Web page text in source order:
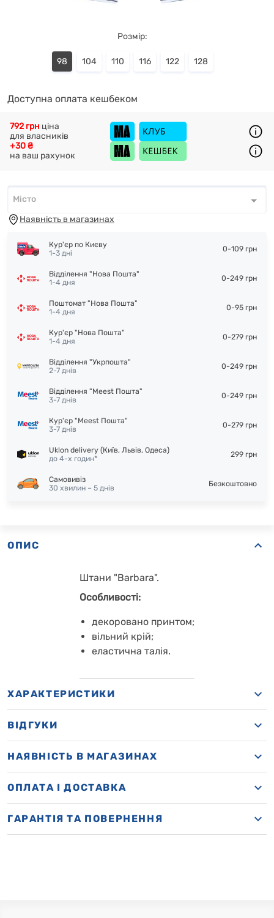
Розмір:
98 104 110 116 122 128
Доступна оплата кешбеком
+30 ₴
на ваш рахунок
792 грн ціна
для власників
Місто*
Місто
Наявність в магазинах
Кур'єр по Києву
1-3 дні
0-109 грн
Відділення "Нова Пошта"
1-4 дня
0-249 грн
Поштомат "Нова Пошта"
1-4 дня
0-95 грн
Кур'єр "Нова Пошта"
1-4 дня
0-279 грн
Відділення "Укрпошта"
2-7 днів
0-249 грн
Відділення "Meest Пошта"
3-7 днів
0-249 грн
Кур'єр "Meest Пошта"
3-7 днів
0-279 грн
Uklon delivery (Київ, Львів, Одеса)
до 4-х годин*
299 грн
Самовивіз
30 хвилин – 5 днів
Безкоштовно
ОПИС
Штани "Barbara".
Особливості:
декоровано принтом;
вільний крій;
еластична талія.
ХАРАКТЕРИСТИКИ
ВІДГУКИ
НАЯВНІСТЬ В МАГАЗИНАХ
OПЛАТА І ДОСТАВКА
ГАРАНТІЯ ТА ПОВЕРНЕННЯ